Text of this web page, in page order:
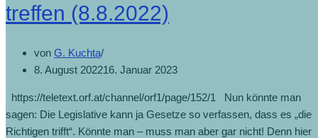
treffen (8.8.2022)
von G. Kuchta
8. August 202216. Januar 2023
https://teletext.orf.at/channel/orf1/page/152/1 Nun könnte man
sagen: Die Legislative kann ja Gesetze so verfassen, dass es „die
Richtigen trifft“. Könnte man – muss man aber gar nicht! Denn hier